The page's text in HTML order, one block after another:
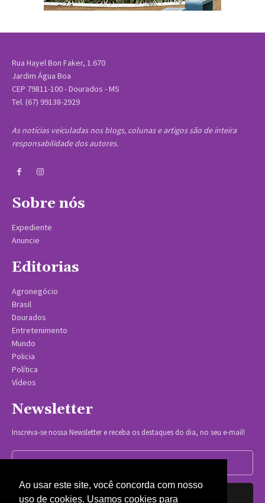
Rua Hayel Bon Faker, 1.670
Jardim Água Boa
CEP 79811-100 - Dourados - MS
Tel. (67) 99138-2929
As notícias veiculadas nos blogs, colunas e artigos são de inteira
responsabilidade dos autores.
Sobre nós
Expediente
Anuncie
Editorias
Agronegócio
Brasil
Dourados
Entretenimento
Mundo
Policia
Política
Vídeos
Newsletter
Inscreva-se nossa Newsletter e receba os destaques do dia, no seu e-mail!
Inscrever-se
Ao usar este site, você concorda com nosso
uso de cookies. Usamos cookies para